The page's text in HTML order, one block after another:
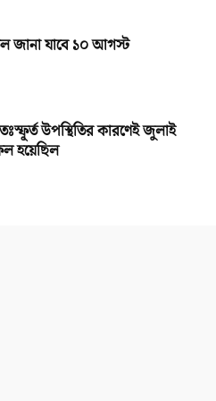
জানা যাবে ১০ আগস্ট
উপস্থিতির কারণেই জুলাই
হয়েছিল